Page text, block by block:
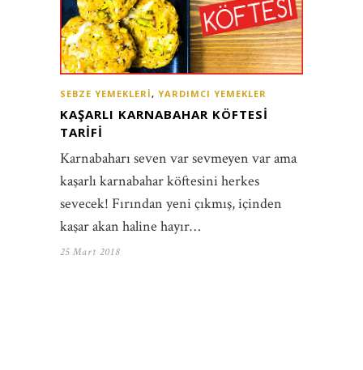
SEBZE YEMEKLERI, YARDIMCI YEMEKLER
KAŞARLI KARNABAHAR KÖFTESI
TARIFI
Karnabaharı seven var sevmeyen var ama
kaşarlı karnabahar köftesini herkes
sevecek! Fırından yeni çıkmış, içinden
kaşar akan haline hayır…
25 Mart 2018